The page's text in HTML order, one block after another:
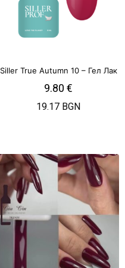
Siller True Autumn 10 – Гел Лак
9.80 €
19.17 BGN